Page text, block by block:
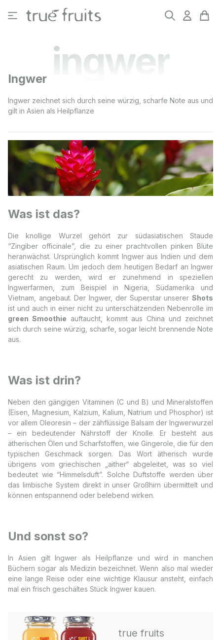
Zum Hauptinhalt springen
ingwer
Ingwer
Ingwer zeichnet sich durch seine würzig, scharfe Note aus und
gilt in Asien als Heilpflanze
Was ist das?
Die knollige Wurzel gehört zur südasiatischen Staude
“Zingiber officinale”, die zu einer prachtvollen pinken Blüte
heranwächst. Ursprünglich kommt Ingwer aus Indien und dem
asiatischen Raum. Um jedoch dem heutigen Bedarf an Ingwer
gerecht zu werden, wird er zunehmend in speziellen
Ingwerfarmen, zum Beispiel in Nigeria, Südamerika und
Vietnam, angebaut. Der Ingwer, der Superstar unserer Shots
ist und auch in einer nicht zu unterschätzenden Nebenrolle im
green Smoothie auftaucht, kommt aus China und zeichnet
sich durch seine würzig, scharfe, sogar leicht brennende Note
aus.
Was ist drin?
Neben den gängigen Vitaminen (C und B) und Mineralstoffen
(Eisen, Magnesium, Kalzium, Kalium, Natrium und Phosphor) ist
vor allem Oleoresin – der zähflüssige Balsam der Ingwerwurzel
– ein bedeutender Nährstoff der Knolle. Er besteht aus
ätherischen Ölen und Scharfstoffen, wie Gingerole, die für den
typischen Geschmack sorgen. Das Wort ätherisch wurde
übrigens vom griechischen „aither“ abgeleitet, was so viel
bedeutet wie “Himmelsduft”. Solche Duftstoffe werden über
das limbische System direkt in unser Großhirn übermittelt und
können entspannend oder belebend wirken.
Und sonst so?
In Asien gilt Ingwer als Heilpflanze und wird in manchen
Büchern sogar als Medizin bezeichnet. Wenn also mal wieder
eine lange Reise oder eine wichtige Klausur ansteht, einfach
mal ein frisch geschältes Stück Ingwer kauen.
true fruits